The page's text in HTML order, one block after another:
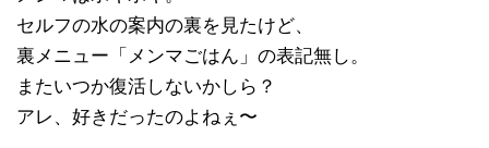
セルフの水の案内の裏を見たけど、
裏メニュー「メンマごはん」の表記無し。
またいつか復活しないかしら？
アレ、好きだったのよねぇ〜